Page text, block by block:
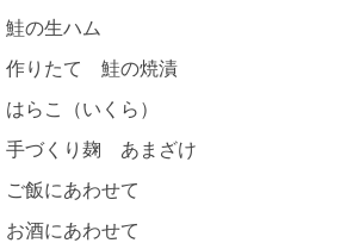
鮭の生ハム
作りたて 鮭の焼漬
はらこ（いくら）
手づくり麹 あまざけ
ご飯にあわせて
お酒にあわせて